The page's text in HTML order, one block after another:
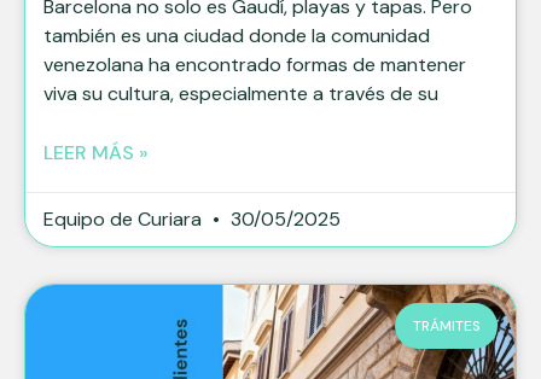
Barcelona no solo es Gaudí, playas y tapas. Pero
también es una ciudad donde la comunidad
venezolana ha encontrado formas de mantener
viva su cultura, especialmente a través de su
LEER MÁS »
Equipo de Curiara 30/05/2025
TRÁMITES